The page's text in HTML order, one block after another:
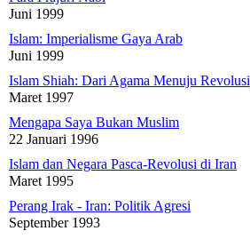
Juni 1999
Islam: Imperialisme Gaya Arab
Juni 1999
Islam Shiah: Dari Agama Menuju Revolusi
Maret 1997
Mengapa Saya Bukan Muslim
22 Januari 1996
Islam dan Negara Pasca-Revolusi di Iran
Maret 1995
Perang Irak - Iran: Politik Agresi
September 1993